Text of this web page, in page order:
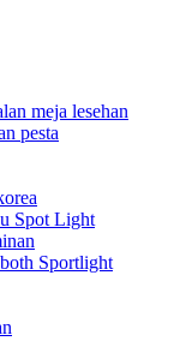
meja lesehan
pesta
Spot Light
Sportlight